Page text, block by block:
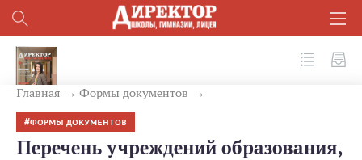
Главная Формы документов
ФОРМЫ ДОКУМЕНТОВ
Перечень учреждений образования,